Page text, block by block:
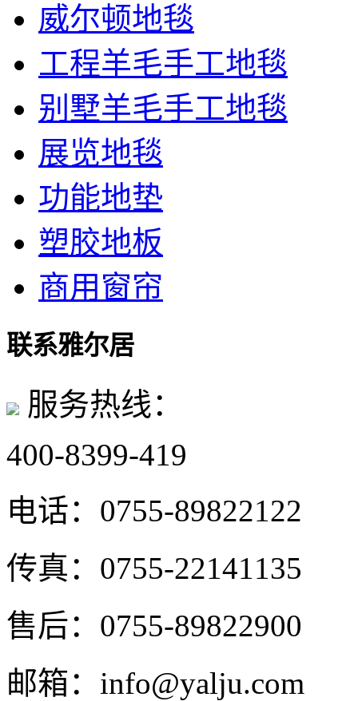
威尔顿地毯
工程羊毛手工地毯
别墅羊毛手工地毯
展览地毯
功能地垫
塑胶地板
商用窗帘
联系雅尔居
服务热线：
400-8399-419
电话： 0755-89822122
传真： 0755-22141135
售后： 0755-89822900
邮箱： info@yalju.com